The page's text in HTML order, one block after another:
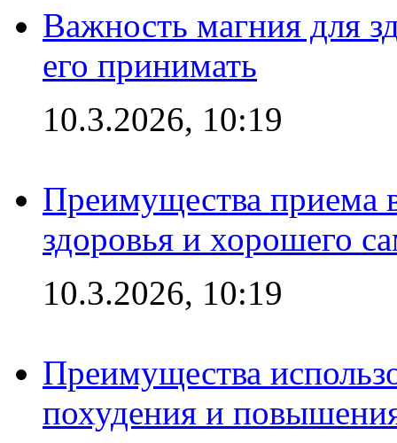
Важность магния для
его принимать
10.3.2026, 10:19
Преимущества приема
здоровья и хорошего
10.3.2026, 10:19
Преимущества
похудения и